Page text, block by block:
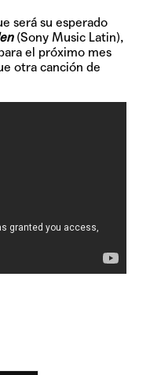
será su esperado
(Sony Music Latin),
el próximo mes
otra canción de